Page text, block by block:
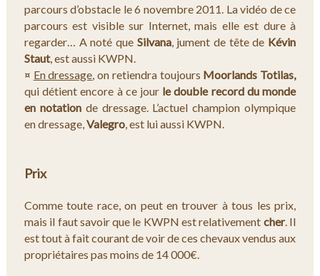
parcours d’obstacle le 6 novembre 2011. La vidéo de ce
parcours est visible sur Internet, mais elle est dure à
regarder… A noté que Silvana, jument de tête de Kévin
Staut, est aussi KWPN.
¤ En dressage, on retiendra toujours Moorlands Totilas,
qui détient encore à ce jour le double record du monde
en notation de dressage. L’actuel champion olympique
en dressage,Valegro, est lui aussi KWPN.
Prix
Comme toute race, on peut en trouver à tous les prix,
mais il faut savoir que le KWPN est relativement cher. Il
est tout à fait courant de voir de ces chevaux vendus aux
propriétaires pas moins de 14 000€.